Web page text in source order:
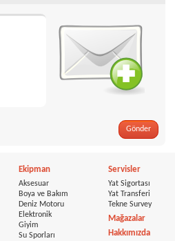
Gönder
Ekipman
Aksesuar
Boya ve Bakım
Deniz Motoru
Elektronik
Giyim
Su Sporları
Servisler
Yat Sigortası
Yat Transferi
Tekne Survey
Mağazalar
Hakkımızda